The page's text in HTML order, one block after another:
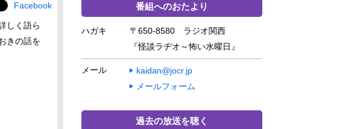
Facebook
しく語ら
きの話を
番組へのおたより
ハガキ
〒650-8580 ラジオ関西
『怪談ラヂオ～怖い水曜日』
メール
kaidan@jocr.jp
メールフォーム
過去の放送を聴く